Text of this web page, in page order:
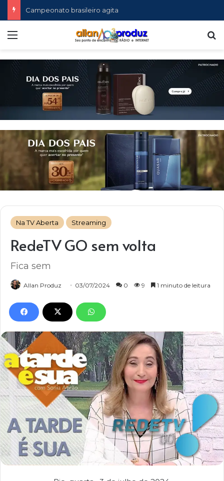
Campeonato brasileiro agita
Na TV Aberta Streaming
RedeTV GO sem volta
Fica sem
Allan Produz 03/07/2024 0 9 1 minuto de leitura